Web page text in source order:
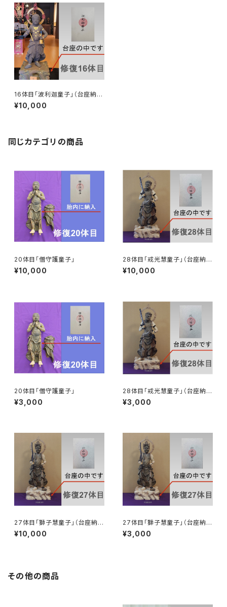
16体目「波利迦童子」（台座納
入）
¥10,000
同じカテゴリの商品
20体目「僧守護童子」
¥10,000
28体目「戒光慧童子」（台座納
入）
¥10,000
20体目「僧守護童子」
¥3,000
28体目「戒光慧童子」（台座納
入）
¥3,000
27体目「獅子慧童子」（台座納
入）
¥10,000
27体目「獅子慧童子」（台座納
入）
¥3,000
その他の商品